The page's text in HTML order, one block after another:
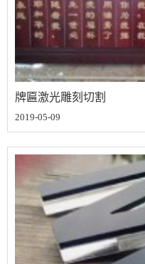
牌匾激光雕刻切割
2019-05-09